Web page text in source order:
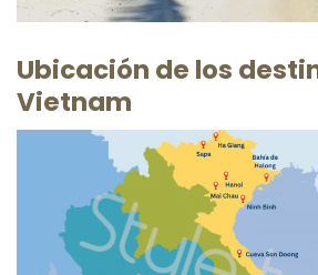
Ubicación de los
Vietnam